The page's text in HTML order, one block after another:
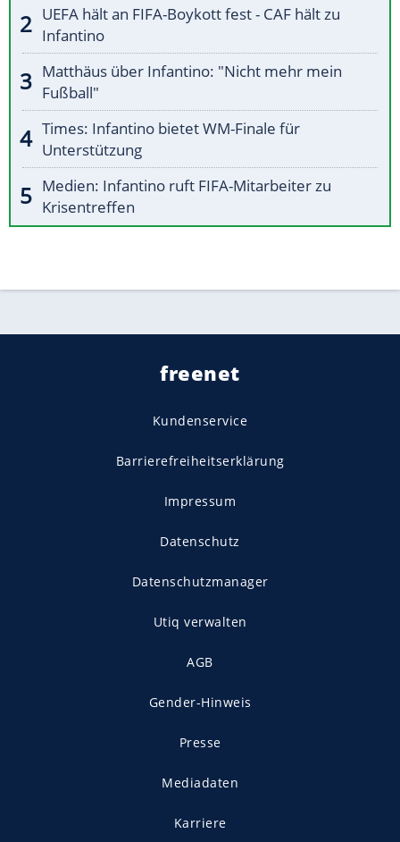
UEFA hält an FIFA-Boykott fest - CAF hält zu
Infantino
Matthäus über Infantino: "Nicht mehr mein
Fußball"
Times: Infantino bietet WM-Finale für
Unterstützung
Medien: Infantino ruft FIFA-Mitarbeiter zu
Krisentreffen
freenet
Kundenservice
Barrierefreiheitserklärung
Impressum
Datenschutz
Datenschutzmanager
Utiq verwalten
AGB
Gender-Hinweis
Presse
Mediadaten
Karriere